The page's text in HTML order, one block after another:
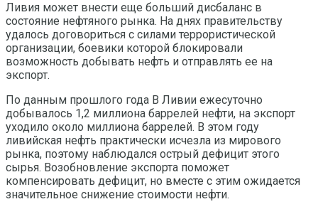
Ливия может внести еще больший дисбаланс в
состояние нефтяного рынка. На днях правительству
удалось договориться с силами террористической
организации, боевики которой блокировали
возможность добывать нефть и отправлять ее на
экспорт.
По данным прошлого года В Ливии ежесуточно
добывалось 1,2 миллиона баррелей нефти, на экспорт
уходило около миллиона баррелей. В этом году
ливийская нефть практически исчезла из мирового
рынка, поэтому наблюдался острый дефицит этого
сырья. Возобновление экспорта поможет
компенсировать дефицит, но вместе с этим ожидается
значительное снижение стоимости нефти.